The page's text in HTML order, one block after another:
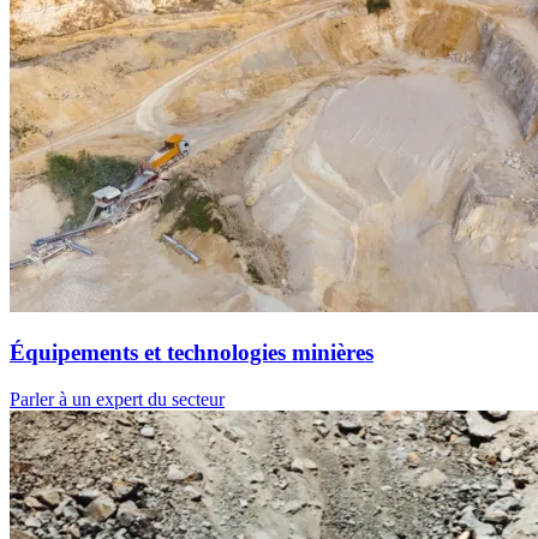
Équipements et technologies minières
Parler à un expert du secteur